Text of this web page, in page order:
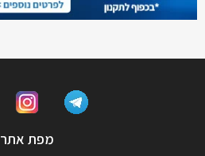
מפת אתר